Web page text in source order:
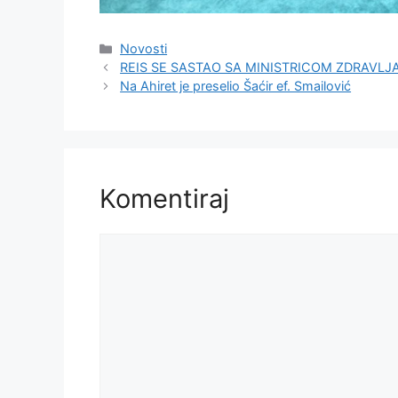
Kategorije
Novosti
REIS SE SASTAO SA MINISTRICOM
Na Ahiret je preselio Šaćir ef. Smailović
Komentiraj